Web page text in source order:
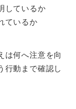
しているか
ているか
は何へ注意を向
行動まで確認し